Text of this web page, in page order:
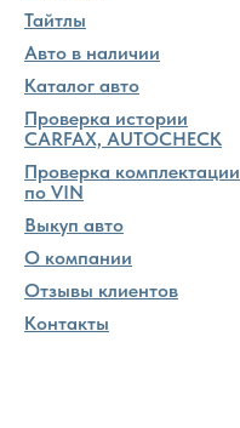
Тайтлы
Авто в наличии
Каталог авто
Проверка истории
CARFAX, AUTOCHECK
Проверка комплектации
по VIN
Выкуп авто
О компании
Отзывы клиентов
Контакты